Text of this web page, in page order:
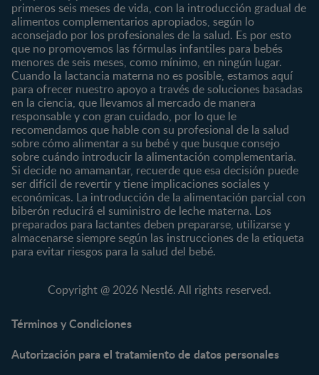
Marcas y productos
Nuestros Productos
Nuestras Marcas
Posparto
0 a 4 meses
4 a 6 meses
6 a 8 meses
8 a 12 meses
12 a 24 meses
Desde 2 años
Preescolar
Escolar
Salud
Maternidad
Paternidad
Vida en familia
Marcas
CERELAC®
GERBER®
KLIM®
NAN® 3
NAN® Optipro® 3
NAN® Supreme 3
NESTUM®
Productos
Cereales Infantiles
Compotas y galletas
Fórmulas Infantiles
Vitaminas y Suplementos
primeros seis meses de vida, con la introducción gradual de
alimentos complementarios apropiados, según lo
aconsejado por los profesionales de la salud. Es por esto
que no promovemos las fórmulas infantiles para bebés
menores de seis meses, como mínimo, en ningún lugar.
Cuando la lactancia materna no es posible, estamos aquí
para ofrecer nuestro apoyo a través de soluciones basadas
en la ciencia, que llevamos al mercado de manera
responsable y con gran cuidado, por lo que le
recomendamos que hable con su profesional de la salud
sobre cómo alimentar a su bebé y que busque consejo
sobre cuándo introducir la alimentación complementaria.
Si decide no amamantar, recuerde que esa decisión puede
ser difícil de revertir y tiene implicaciones sociales y
económicas. La introducción de la alimentación parcial con
biberón reducirá el suministro de leche materna. Los
preparados para lactantes deben prepararse, utilizarse y
almacenarse siempre según las instrucciones de la etiqueta
para evitar riesgos para la salud del bebé.
Copyright @ 2026 Nestlé. All rights reserved.
Términos y Condiciones
Autorización para el tratamiento de datos personales